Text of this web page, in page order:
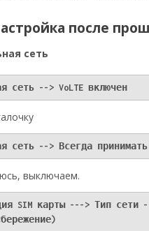
после
сеть
сеть --> VoLTE включен
сеть --> Всегда принимать
выключаем.
SIM карты ---> Тип сети